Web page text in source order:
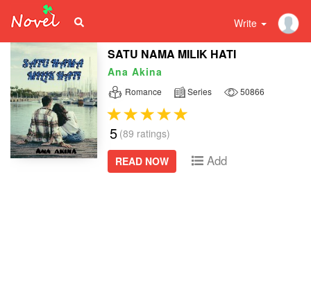
Write
SATU NAMA MILIK HATI
Ana Akina
Romance Series 50866
5 (89 ratings)
READ NOW
Add